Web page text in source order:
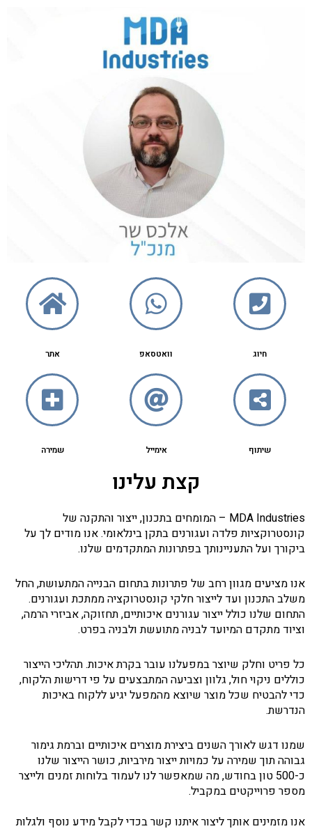
חיוג וואטסאפ אתר
שיתוף אימייל שמירה
קצת עלינו
MDA Industries – המומחים בתכנון, ייצור והתקנה של
קונסטרוקציות פלדה ועגורנים בתקן בינלאומי. אנו מודים לך על
ביקורך ועל התעניינותך בפתרונות המתקדמים שלנו.
אנו מציעים מגוון רחב של פתרונות בתחום הבנייה המתעושת, החל
משלב התכנון ועד לייצור חלקי קונסטרוקציה ממתכת ועגורנים.
התחום שלנו כולל ייצור עגורנים איכותיים, תחזוקה, אביזרי הרמה,
וציוד מתקדם המיועד לבניה מתועשת ולבניה בפרט.
כל פריט וחלק שיוצר במפעלנו עובר בקרת איכות. תהליכי הייצור
כוללים ניקוי חול, גלוון וצביעה המתבצעים על פי דרישות הלקוח,
כדי להבטיח שכל מוצר שיוצא מהמפעל יגיע ללקוח באיכות
הנדרשת.
שמנו דגש לאורך השנים ביצירת מוצרים איכותיים וברמת גימור
גבוהה תוך שמירה על כמויות ייצור מירביות, כושר הייצור שלנו
כ-500 טון בחודש, מה שמאפשר לנו לעמוד בלוחות זמנים ולייצר
מספר פרוייקטים במקביל.
אנו מזמינים אותך ליצור איתנו קשר בכדי לקבל מידע נוסף ולגלות